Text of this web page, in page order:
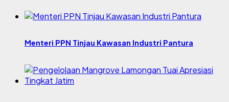
Menteri PPN Tinjau Kawasan Industri Pantura